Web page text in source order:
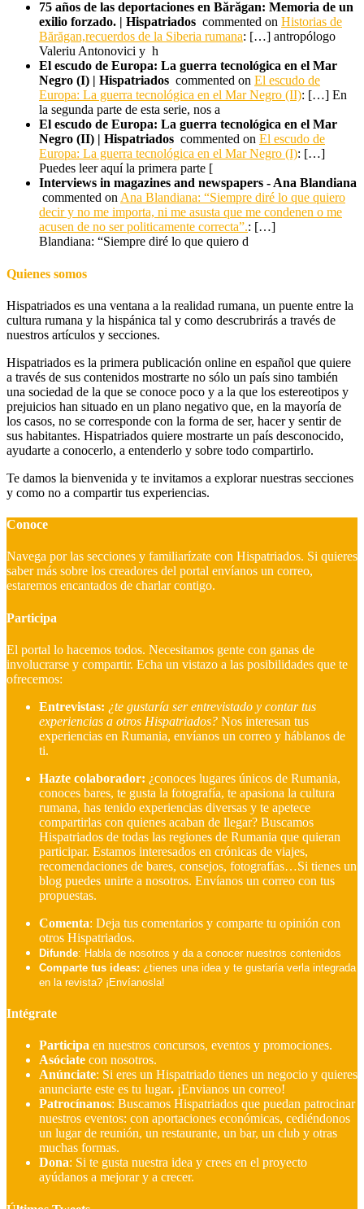
75 años de las deportaciones en Bărăgan: Memoria de un
exilio forzado. | Hispatriados commented on Historias de
Bărăgan,recuerdos de la Siberia rumana: […] antropólogo
Valeriu Antonovici y h
El escudo de Europa: La guerra tecnológica en el Mar
Negro (I) | Hispatriados commented on El escudo de
Europa: La guerra tecnológica en el Mar Negro (II): […] En
la segunda parte de esta serie, nos a
El escudo de Europa: La guerra tecnológica en el Mar
Negro (II) | Hispatriados commented on El escudo de
Europa: La guerra tecnológica en el Mar Negro (I): […]
Puedes leer aquí la primera parte [
Interviews in magazines and newspapers - Ana Blandiana
commented on Ana Blandiana: “Siempre diré lo que quiero
decir y no me importa, ni me asusta que me condenen o me
acusen de no ser politicamente correcta”.: […]
Blandiana: “Siempre diré lo que quiero d
Quienes somos
Hispatriados es una ventana a la realidad rumana, un puente entre la
cultura rumana y la hispánica tal y como descrubrirás a través de
nuestros artículos y secciones.
Hispatriados es la primera publicación online en español que quiere
a través de sus contenidos mostrarte no sólo un país sino también
una sociedad de la que se conoce poco y a la que los estereotipos y
prejuicios han situado en un plano negativo que, en la mayoría de
los casos, no se corresponde con la forma de ser, hacer y sentir de
sus habitantes. Hispatriados quiere mostrarte un país desconocido,
ayudarte a conocerlo, a entenderlo y sobre todo compartirlo.
Te damos la bienvenida y te invitamos a explorar nuestras secciones
y como no a compartir tus experiencias.
Conoce
Navega por las secciones y familiarízate con Hispatriados. Si quieres
saber más sobre los creadores del portal envíanos un correo,
estaremos encantados de charlar contigo.
Participa
El portal lo hacemos todos. Necesitamos gente con ganas de
involucrarse y compartir. Echa un vistazo a las posibilidades que te
ofrecemos:
Entrevistas: ¿te gustaría ser entrevistado y contar tus
experiencias a otros Hispatriados? Nos interesan tus
experiencias en Rumania, envíanos un correo y háblanos de
ti.
Hazte colaborador: ¿conoces lugares únicos de Rumania,
conoces bares, te gusta la fotografía, te apasiona la cultura
rumana, has tenido experiencias diversas y te apetece
compartirlas con quienes acaban de llegar? Buscamos
Hispatriados de todas las regiones de Rumania que quieran
participar. Estamos interesados en crónicas de viajes,
recomendaciones de bares, consejos, fotografías…Si tienes un
blog puedes unirte a nosotros. Envíanos un correo con tus
propuestas.
Comenta: Deja tus comentarios y comparte tu opinión con
otros Hispatriados.
Difunde: Habla de nosotros y da a conocer nuestros contenidos
Comparte tus ideas: ¿tienes una idea y te gustaría verla integrada
en la revista? ¡Envíanosla!
Intégrate
Participa en nuestros concursos, eventos y promociones.
Asóciate con nosotros.
Anúnciate: Si eres un Hispatriado tienes un negocio y quieres
anunciarte este es tu lugar. ¡Envianos un correo!
Patrocínanos: Buscamos Hispatriados que puedan patrocinar
nuestros eventos: con aportaciones económicas, cediéndonos
un lugar de reunión, un restaurante, un bar, un club y otras
muchas formas.
Dona: Si te gusta nuestra idea y crees en el proyecto
ayúdanos a mejorar y a crecer.